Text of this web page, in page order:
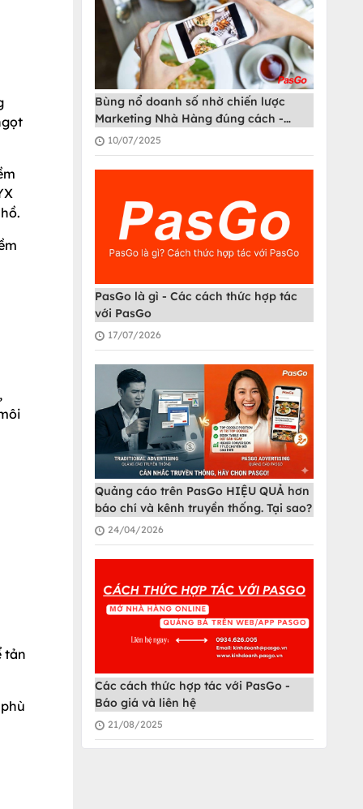
tản
Bùng nổ doanh số nhờ chiến lược
Marketing Nhà Hàng đúng cách -
PasGo
10/07/2025
PasGo là gì - Các cách thức hợp tác
với PasGo
17/07/2026
Quảng cáo trên PasGo HIỆU QUẢ hơn
báo chí và kênh truyền thống. Tại sao?
24/04/2026
Các cách thức hợp tác với PasGo -
Báo giá và liên hệ
21/08/2025